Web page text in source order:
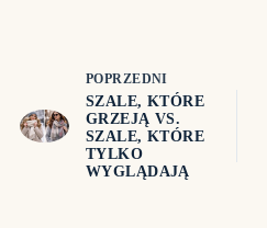
POPRZEDNI
SZALE, KTÓRE
GRZEJĄ VS.
SZALE, KTÓRE
TYLKO
WYGLĄDAJĄ